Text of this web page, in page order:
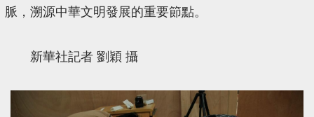
脈，溯源中華文明發展的重要節點。
新華社記者 劉穎 攝